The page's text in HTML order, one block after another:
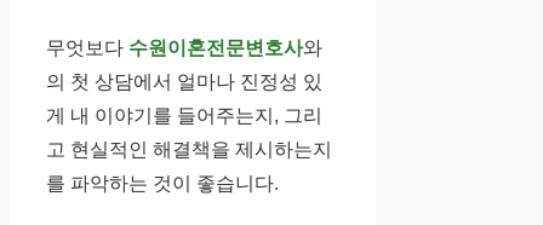
무엇보다 수원이혼전문변호사와
의 첫 상담에서 얼마나 진정성 있
게 내 이야기를 들어주는지, 그리
고 현실적인 해결책을 제시하는지
를 파악하는 것이 좋습니다.